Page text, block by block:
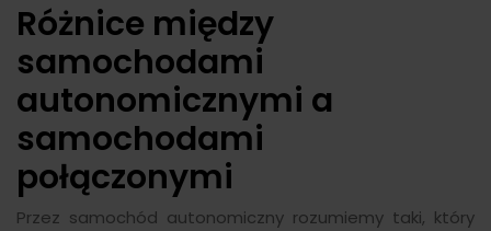
Różnice między
samochodami
autonomicznymi a
samochodami
połączonymi
Przez samochód autonomiczny rozumiemy taki, który